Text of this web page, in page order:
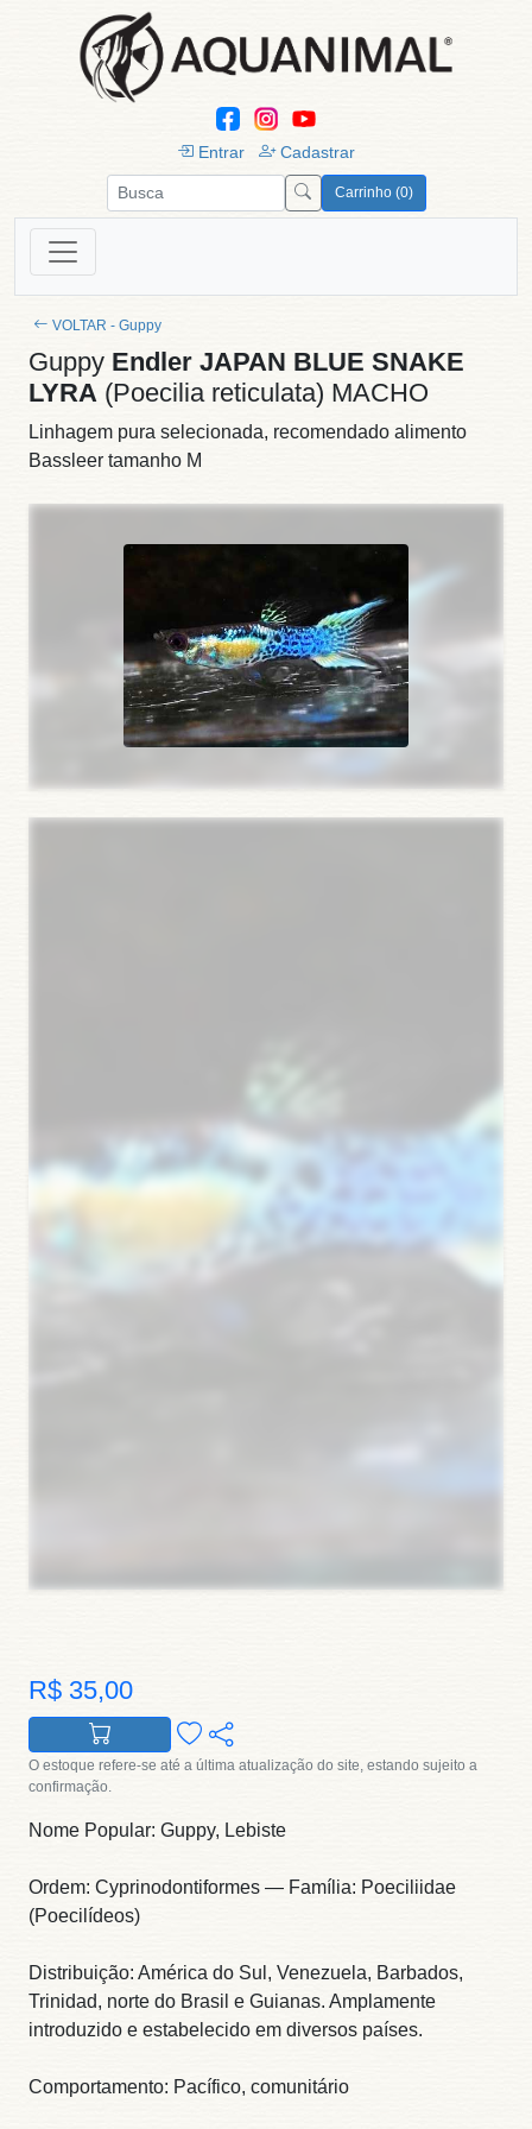
Entrar Cadastrar
Carrinho (0)
VOLTAR - Guppy
Guppy Endler JAPAN BLUE SNAKE
LYRA (Poecilia reticulata) MACHO
Linhagem pura selecionada, recomendado alimento
Bassleer tamanho M
R$ 35,00
O estoque refere-se até a última atualização do site, estando sujeito a
confirmação.
Nome Popular: Guppy, Lebiste
Ordem: Cyprinodontiformes — Família: Poeciliidae
(Poecilídeos)
Distribuição: América do Sul, Venezuela, Barbados,
Trinidad, norte do Brasil e Guianas. Amplamente
introduzido e estabelecido em diversos países.
Comportamento: Pacífico, comunitário